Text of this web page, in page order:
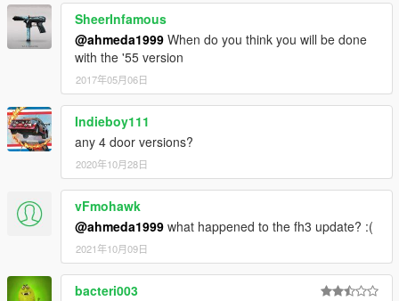
SheerInfamous
@ahmeda1999 When do you think you will be done
with the '55 version
2017年05月06日
Indieboy111
any 4 door versions?
2020年10月28日
vFmohawk
@ahmeda1999 what happened to the fh3 update? :(
2021年10月09日
bacteri003